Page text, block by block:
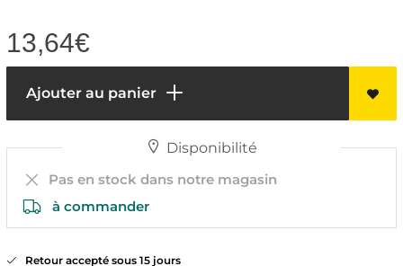
13,64€
Ajouter au panier
Disponibilité
Pas en stock dans notre magasin
à commander
Retour accepté sous 15 jours